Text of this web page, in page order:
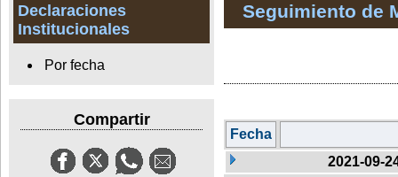
Declaraciones
Institucionales
Por fecha
Compartir
Seguimiento de
Fecha
2021-09-